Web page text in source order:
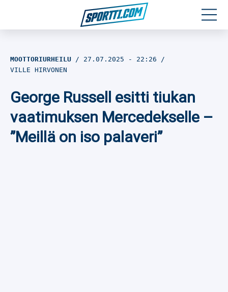
Jalkapallo
Yleisurheilu
MOOTTORIURHEILU 27.07.2025 - 22:26
VILLE HIRVONEN
George Russell esitti tiukan
vaatimuksen Mercedekselle –
”Meillä on iso palaveri”